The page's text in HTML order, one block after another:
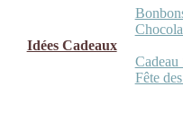
Idées Cadeaux
Cadeau
Fête